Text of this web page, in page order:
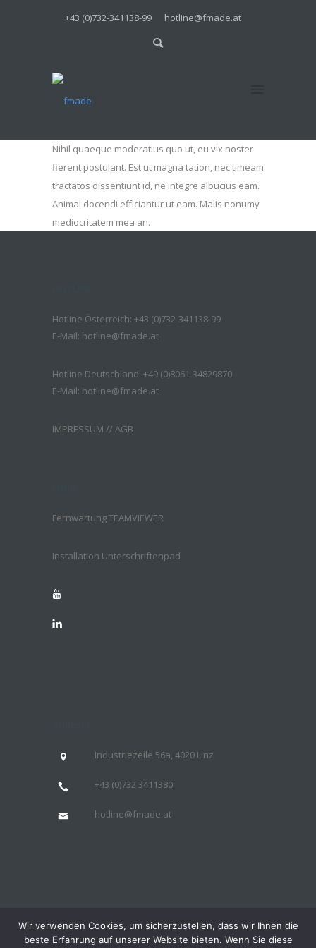
+43 (0)732-341138-99 hotline@fmade.at
Nihil quaeque moderatius quo ut, eu vix noster
fierent postulant. Est ut magna tation, nec timeam
tractatos dissentiunt id, ne integre albucius eam.
Animal docendi efficiantur ut eam. Malis nonumy
mediocritatem mea an.
Hotline Österreich: +43 (0)732-341138-99
E-Mail: hotline@fmade.at
Hotline Deutschland: +49 (0)8061-34829870
E-Mail: hotline@fmade.at
IMPRESSUM //AGB
Fernwartung TEAMVIEWER
Installation Unterschriftenpad
Industriezeile 56a, 4020 Linz
+43 (0)732 3411380
hotline@fmade.at
Wir verwenden Cookies, um sicherzustellen, dass wir Ihnen die
beste Erfahrung auf unserer Website bieten. Wenn Sie diese